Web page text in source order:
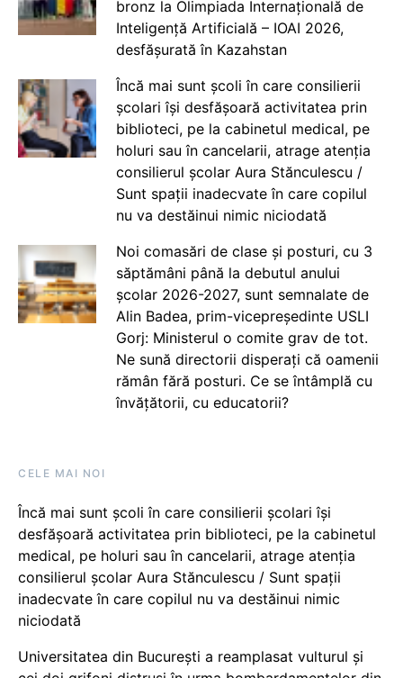
bronz la Olimpiada Internațională de
Inteligență Artificială – IOAI 2026,
desfășurată în Kazahstan
Încă mai sunt școli în care consilierii
școlari își desfășoară activitatea prin
biblioteci, pe la cabinetul medical, pe
holuri sau în cancelarii, atrage atenția
consilierul școlar Aura Stănculescu /
Sunt spații inadecvate în care copilul
nu va destăinui nimic niciodată
Noi comasări de clase și posturi, cu 3
săptămâni până la debutul anului
școlar 2026-2027, sunt semnalate de
Alin Badea, prim-vicepreședinte USLI
Gorj: Ministerul o comite grav de tot.
Ne sună directorii disperați că oamenii
rămân fără posturi. Ce se întâmplă cu
învățătorii, cu educatorii?
CELE MAI NOI
Încă mai sunt școli în care consilierii școlari își
desfășoară activitatea prin biblioteci, pe la cabinetul
medical, pe holuri sau în cancelarii, atrage atenția
consilierul școlar Aura Stănculescu / Sunt spații
inadecvate în care copilul nu va destăinui nimic
niciodată
Universitatea din București a reamplasat vulturul și